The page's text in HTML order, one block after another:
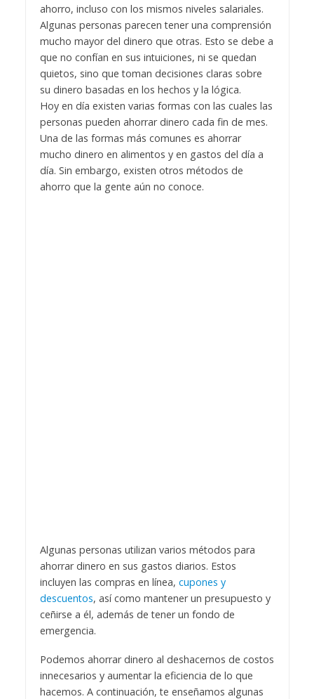
ahorro, incluso con los mismos niveles salariales.
Algunas personas parecen tener una comprensión
mucho mayor del dinero que otras. Esto se debe a
que no confían en sus intuiciones, ni se quedan
quietos, sino que toman decisiones claras sobre
su dinero basadas en los hechos y la lógica.
Hoy en día existen varias formas con las cuales las
personas pueden ahorrar dinero cada fin de mes.
Una de las formas más comunes es ahorrar
mucho dinero en alimentos y en gastos del día a
día. Sin embargo, existen otros métodos de
ahorro que la gente aún no conoce.
Algunas personas utilizan varios métodos para
ahorrar dinero en sus gastos diarios. Estos
incluyen las compras en línea, cupones y
descuentos, así como mantener un presupuesto y
ceñirse a él, además de tener un fondo de
emergencia.
Podemos ahorrar dinero al deshacernos de costos
innecesarios y aumentar la eficiencia de lo que
hacemos. A continuación, te enseñamos algunas